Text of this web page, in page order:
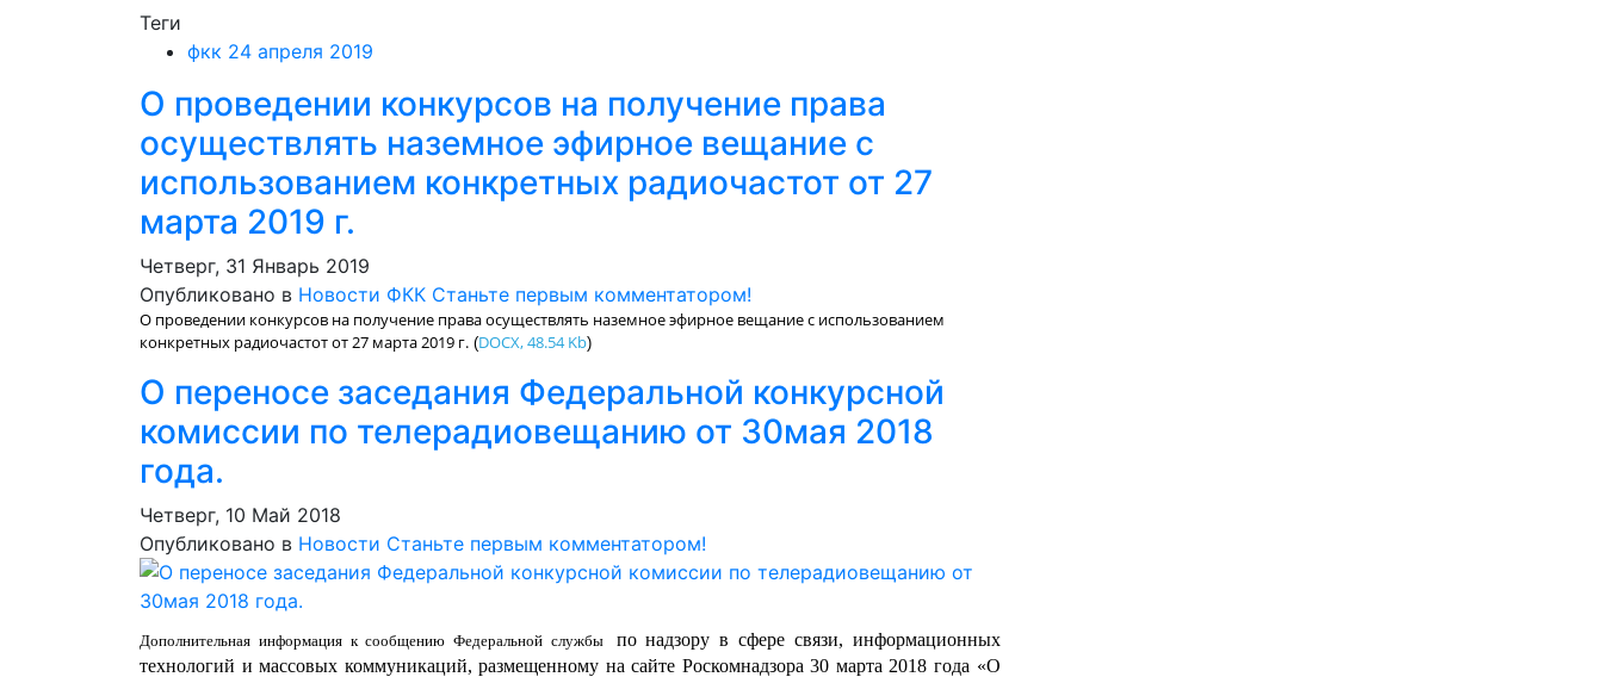
Теги
фкк 24 апреля 2019
О проведении конкурсов на получение права
осуществлять наземное эфирное вещание с
использованием конкретных радиочастот от 27
марта 2019 г.
Четверг, 31 Январь 2019
Опубликовано в Новости ФКК Станьте первым комментатором!
О проведении конкурсов на получение права осуществлять наземное эфирное вещание с использованием
конкретных радиочастот от 27 марта 2019 г. (DOCX, 48.54 Kb)
О переносе заседания Федеральной конкурсной
комиссии по телерадиовещанию от 30мая 2018
года.
Четверг, 10 Май 2018
Опубликовано в Новости Станьте первым комментатором!
Дополнительная информация к сообщению Федеральной службы
по надзору в сфере связи, информационных
технологий и массовых коммуникаций, размещенному на сайте Роскомнадзора 30 марта 2018 года «О